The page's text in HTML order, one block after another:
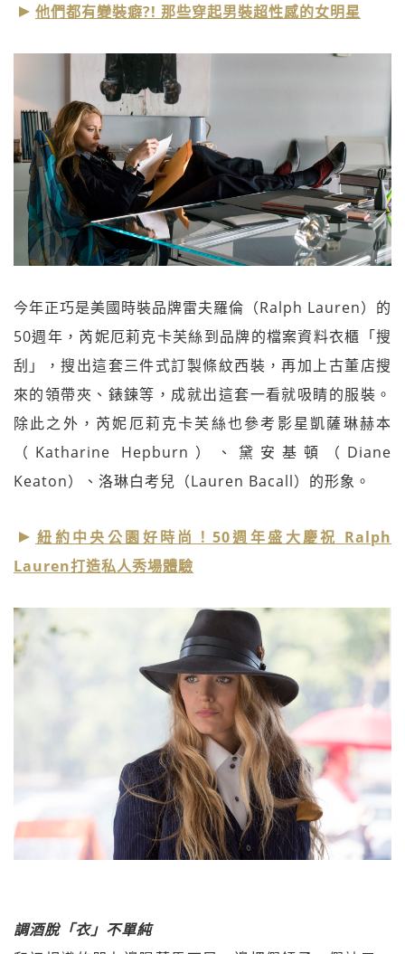
他們都有變裝癖?! 那些穿起男裝超性感的女明星
今年正巧是美國時裝品牌雷夫羅倫（Ralph Lauren）的
50週年，芮妮厄莉克卡芙絲到品牌的檔案資料衣櫃「搜
刮」，搜出這套三件式訂製條紋西裝，再加上古董店搜
來的領帶夾、錶鍊等，成就出這套一看就吸睛的服裝。
除此之外，芮妮厄莉克卡芙絲也參考影星凱薩琳赫本
（Katharine Hepburn）、黛安基頓（Diane
Keaton）、洛琳白考兒（Lauren Bacall）的形象。
紐約中央公園好時尚！50週年盛大慶祝 Ralph
Lauren打造私人秀場體驗
調酒脫「衣」不單純